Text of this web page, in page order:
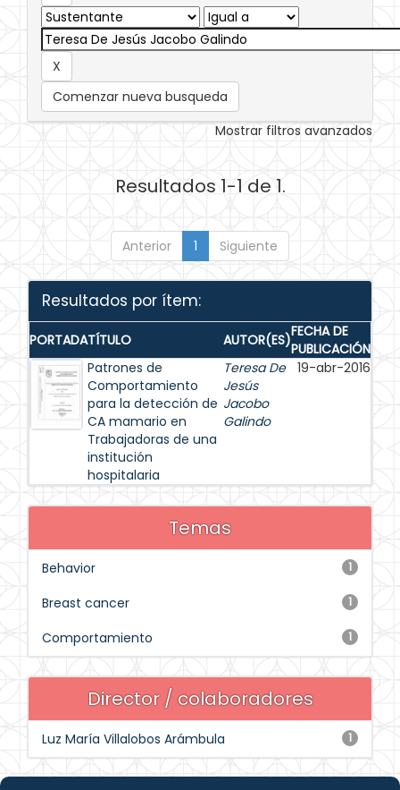
Comenzar nueva busqueda
Mostrar filtros avanzados
Resultados 1-1 de 1.
Anterior 1 Siguiente
Resultados por ítem:
PORTADATÍTULO AUTOR(ES)FECHA DE
PUBLICACIÓN
Patrones de
Comportamiento
para la detección de
CA mamario en
Trabajadoras de una
institución
hospitalaria
Teresa De
Jesús
Jacobo
Galindo
19-abr-2016
Temas
1
Behavior
1
Breast cancer
1
Comportamiento
Director / colaboradores
1
Luz María Villalobos Arámbula